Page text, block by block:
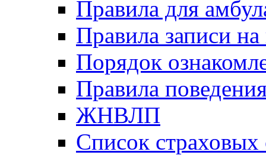
Правила для
Правила записи
Порядок
Правила
ЖНВЛП
Список страховых